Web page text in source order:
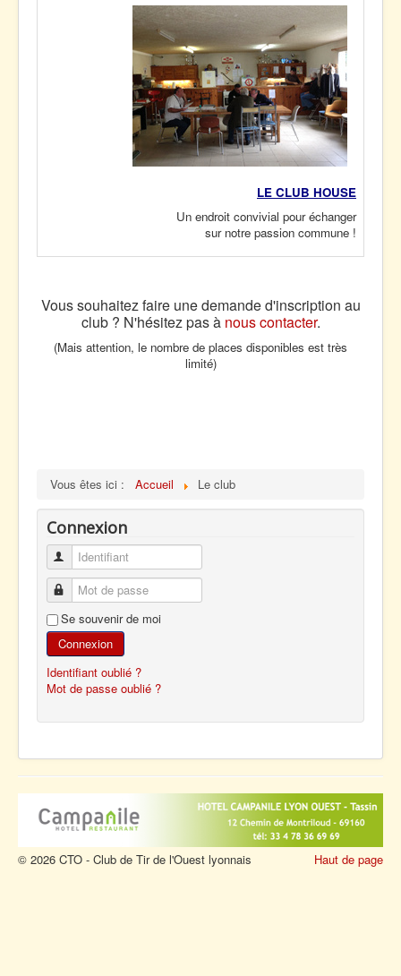
LE CLUB HOUSE
Un endroit convivial pour échanger
sur notre passion commune !
Vous souhaitez faire une demande d'inscription au
club ? N'hésitez pas à nous contacter.
(Mais attention, le nombre de places disponibles est très
limité)
Vous êtes ici : Accueil Le club
Connexion
Identifiant
Mot de passe
Se souvenir de moi
Connexion
Identifiant oublié ?
Mot de passe oublié ?
Haut de page
© 2026 CTO - Club de Tir de l'Ouest lyonnais